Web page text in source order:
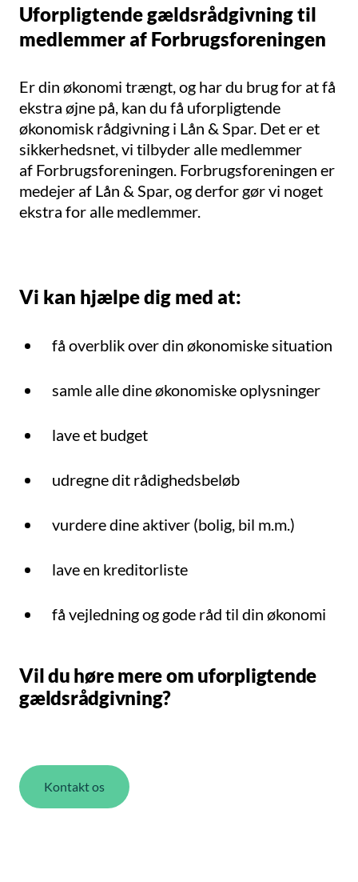
Uforpligtende gældsrådgivning til
medlemmer af Forbrugsforeningen
Er din økonomi trængt, og har du brug for at få
ekstra øjne på, kan du få uforpligtende
økonomisk rådgivning i Lån & Spar. Det er et
sikkerhedsnet, vi tilbyder alle medlemmer
af Forbrugsforeningen. Forbrugsforeningen er
medejer af Lån & Spar, og derfor gør vi noget
ekstra for alle medlemmer.
Vi kan hjælpe dig med at:
få overblik over din økonomiske situation
samle alle dine økonomiske oplysninger
lave et budget
udregne dit rådighedsbeløb
vurdere dine aktiver (bolig, bil m.m.)
lave en kreditorliste
få vejledning og gode råd til din økonomi
Vil du høre mere om uforpligtende
gældsrådgivning?
Kontakt os